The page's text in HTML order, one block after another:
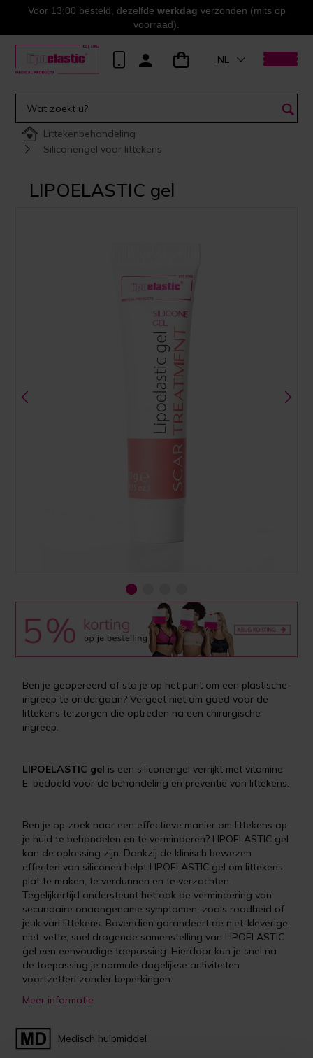
Voor 13:00 besteld, dezelfde werkdag verzonden (mits op
voorraad).
NL
Littekenbehandeling
Siliconengel voor littekens
LIPOELASTIC gel
Ben je geopereerd of sta je op het punt om een plastische
ingreep te ondergaan? Vergeet niet om goed voor de
littekens te zorgen die optreden na een chirurgische
ingreep.
LIPOELASTIC gel is een siliconengel verrijkt met vitamine
E, bedoeld voor de behandeling en preventie van littekens.
Ben je op zoek naar een effectieve manier om littekens op
je huid te behandelen en te verminderen? LIPOELASTIC gel
kan de oplossing zijn. Dankzij de klinisch bewezen
effecten van siliconen helpt LIPOELASTIC gel om littekens
plat te maken, te verdunnen en te verzachten.
Tegelijkertijd ondersteunt het ook de vermindering van
secundaire onaangename symptomen, zoals roodheid of
jeuk van littekens. Bovendien garandeert de niet-kleverige,
niet-vette, snel drogende samenstelling van LIPOELASTIC
gel een eenvoudige toepassing. Hierdoor kun je snel na
de toepassing je normale dagelijkse activiteiten
voortzetten zonder beperkingen.
Meer informatie
Medisch hulpmiddel